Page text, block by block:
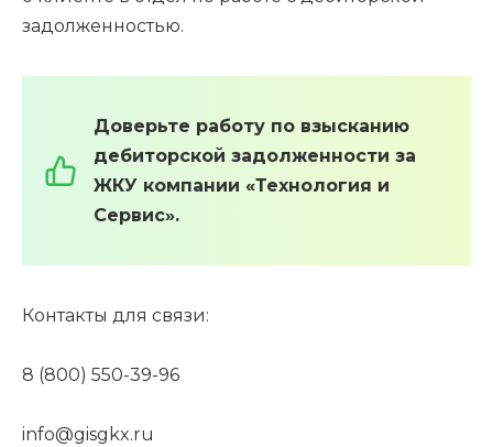
задолженностью.
Доверьте работу по взысканию
дебиторской задолженности за
ЖКУ компании «Технология и
Сервис».
Контакты для связи:
8 (800) 550-39-96
info@gisgkx.ru